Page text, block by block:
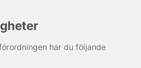
har du följande